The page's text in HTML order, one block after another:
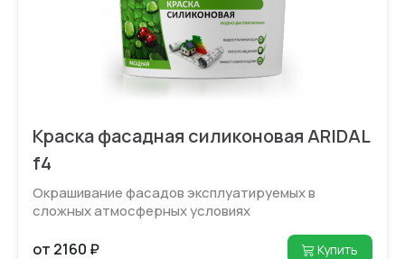
Краска фасадная силиконовая ARIDAL
f4
Окрашивание фасадов эксплуатируемых в
сложных атмосферных условиях
от 2160 ₽ Купить